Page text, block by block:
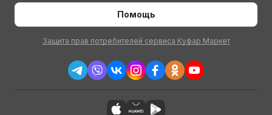
Помощь
Защита прав потребителей сервиса Куфар Маркет